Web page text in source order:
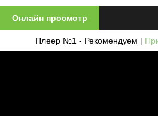
Онлайн просмотр
Плеер №1 - Рекомендуем |